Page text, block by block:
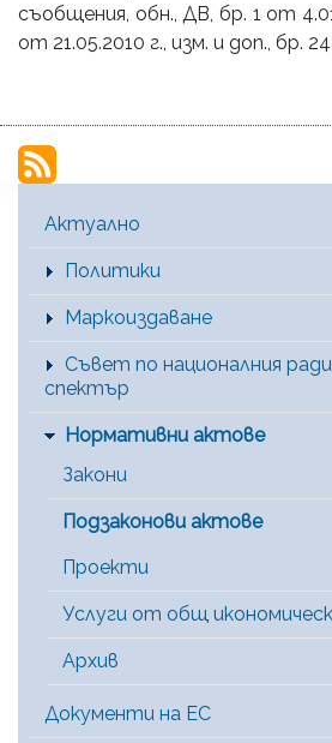
съобщения, обн., ДВ, бр. 1 от
от 21.05.2010 г., изм. и доп., бр.
Main Menu [BG]
Актуално
Политики
Маркоиздаване
Съвет по националния
спектър
Нормативни актове
Закони
Подзаконови актове
Проекти
Услуги от общ
Архив
Документи на ЕС